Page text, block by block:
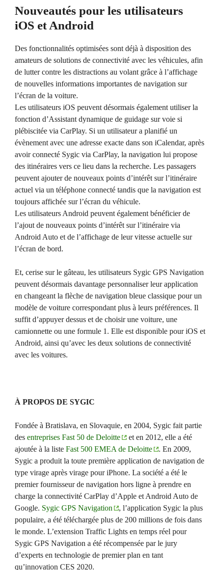
Nouveautés pour les utilisateurs
iOS et Android
Des fonctionnalités optimisées sont déjà à disposition des
amateurs de solutions de connectivité avec les véhicules, afin
de lutter contre les distractions au volant grâce à l’affichage
de nouvelles informations importantes de navigation sur
l’écran de la voiture.
Les utilisateurs iOS peuvent désormais également utiliser la
fonction d’Assistant dynamique de guidage sur voie si
plébiscitée via CarPlay. Si un utilisateur a planifié un
évènement avec une adresse exacte dans son iCalendar, après
avoir connecté Sygic via CarPlay, la navigation lui propose
des itinéraires vers ce lieu dans la recherche. Les passagers
peuvent ajouter de nouveaux points d’intérêt sur l’itinéraire
actuel via un téléphone connecté tandis que la navigation est
toujours affichée sur l’écran du véhicule.
Les utilisateurs Android peuvent également bénéficier de
l’ajout de nouveaux points d’intérêt sur l’itinéraire via
Android Auto et de l’affichage de leur vitesse actuelle sur
l’écran de bord.
Et, cerise sur le gâteau, les utilisateurs Sygic GPS Navigation
peuvent désormais davantage personnaliser leur application
en changeant la flèche de navigation bleue classique pour un
modèle de voiture correspondant plus à leurs préférences. Il
suffit d’appuyer dessus et de choisir une voiture, une
camionnette ou une formule 1. Elle est disponible pour iOS et
Android, ainsi qu’avec les deux solutions de connectivité
avec les voitures.
À PROPOS DE SYGIC
Fondée à Bratislava, en Slovaquie, en 2004, Sygic fait partie
des entreprises Fast 50 de Deloitte
et en 2012, elle a été
ajoutée à la liste Fast 500 EMEA de Deloitte
. En 2009,
Sygic a produit la toute première application de navigation de
type virage après virage pour iPhone. La société a été le
premier fournisseur de navigation hors ligne à prendre en
charge la connectivité CarPlay d’Apple et Android Auto de
Google. Sygic GPS Navigation
, l’application Sygic la plus
populaire, a été téléchargée plus de 200 millions de fois dans
le monde. L’extension Traffic Lights en temps réel pour
Sygic GPS Navigation a été récompensée par le jury
d’experts en technologie de premier plan en tant
qu’innovation CES 2020.